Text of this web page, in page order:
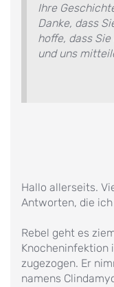
Ihre
Danke, dass
hoffe, dass
und uns
Hallo allerseits.
Antworten, die ich
Rebel geht es
Knocheninfektion
zugezogen. Er
namens